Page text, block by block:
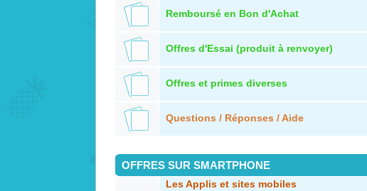
Remboursé en Bon d'Achat
Offres d'Essai (produit à renvoyer)
Offres et primes diverses
Questions / Réponses / Aide
OFFRES SUR SMARTPHONE
Les Applis et sites mobiles